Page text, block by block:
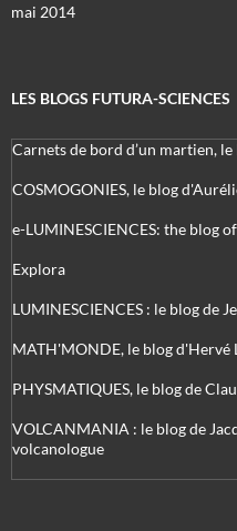
mai 2014
LES BLOGS FUTURA-SCIENCES
Carnets de bord d’un martien,
COSMOGONIES, le blog
e-LUMINESCIENCES: the blog
Explora
LUMINESCIENCES : le blog de
MATH'MONDE, le blog d'Hervé
PHYSMATIQUES, le blog de
VOLCANMANIA : le blog de
volcanologue